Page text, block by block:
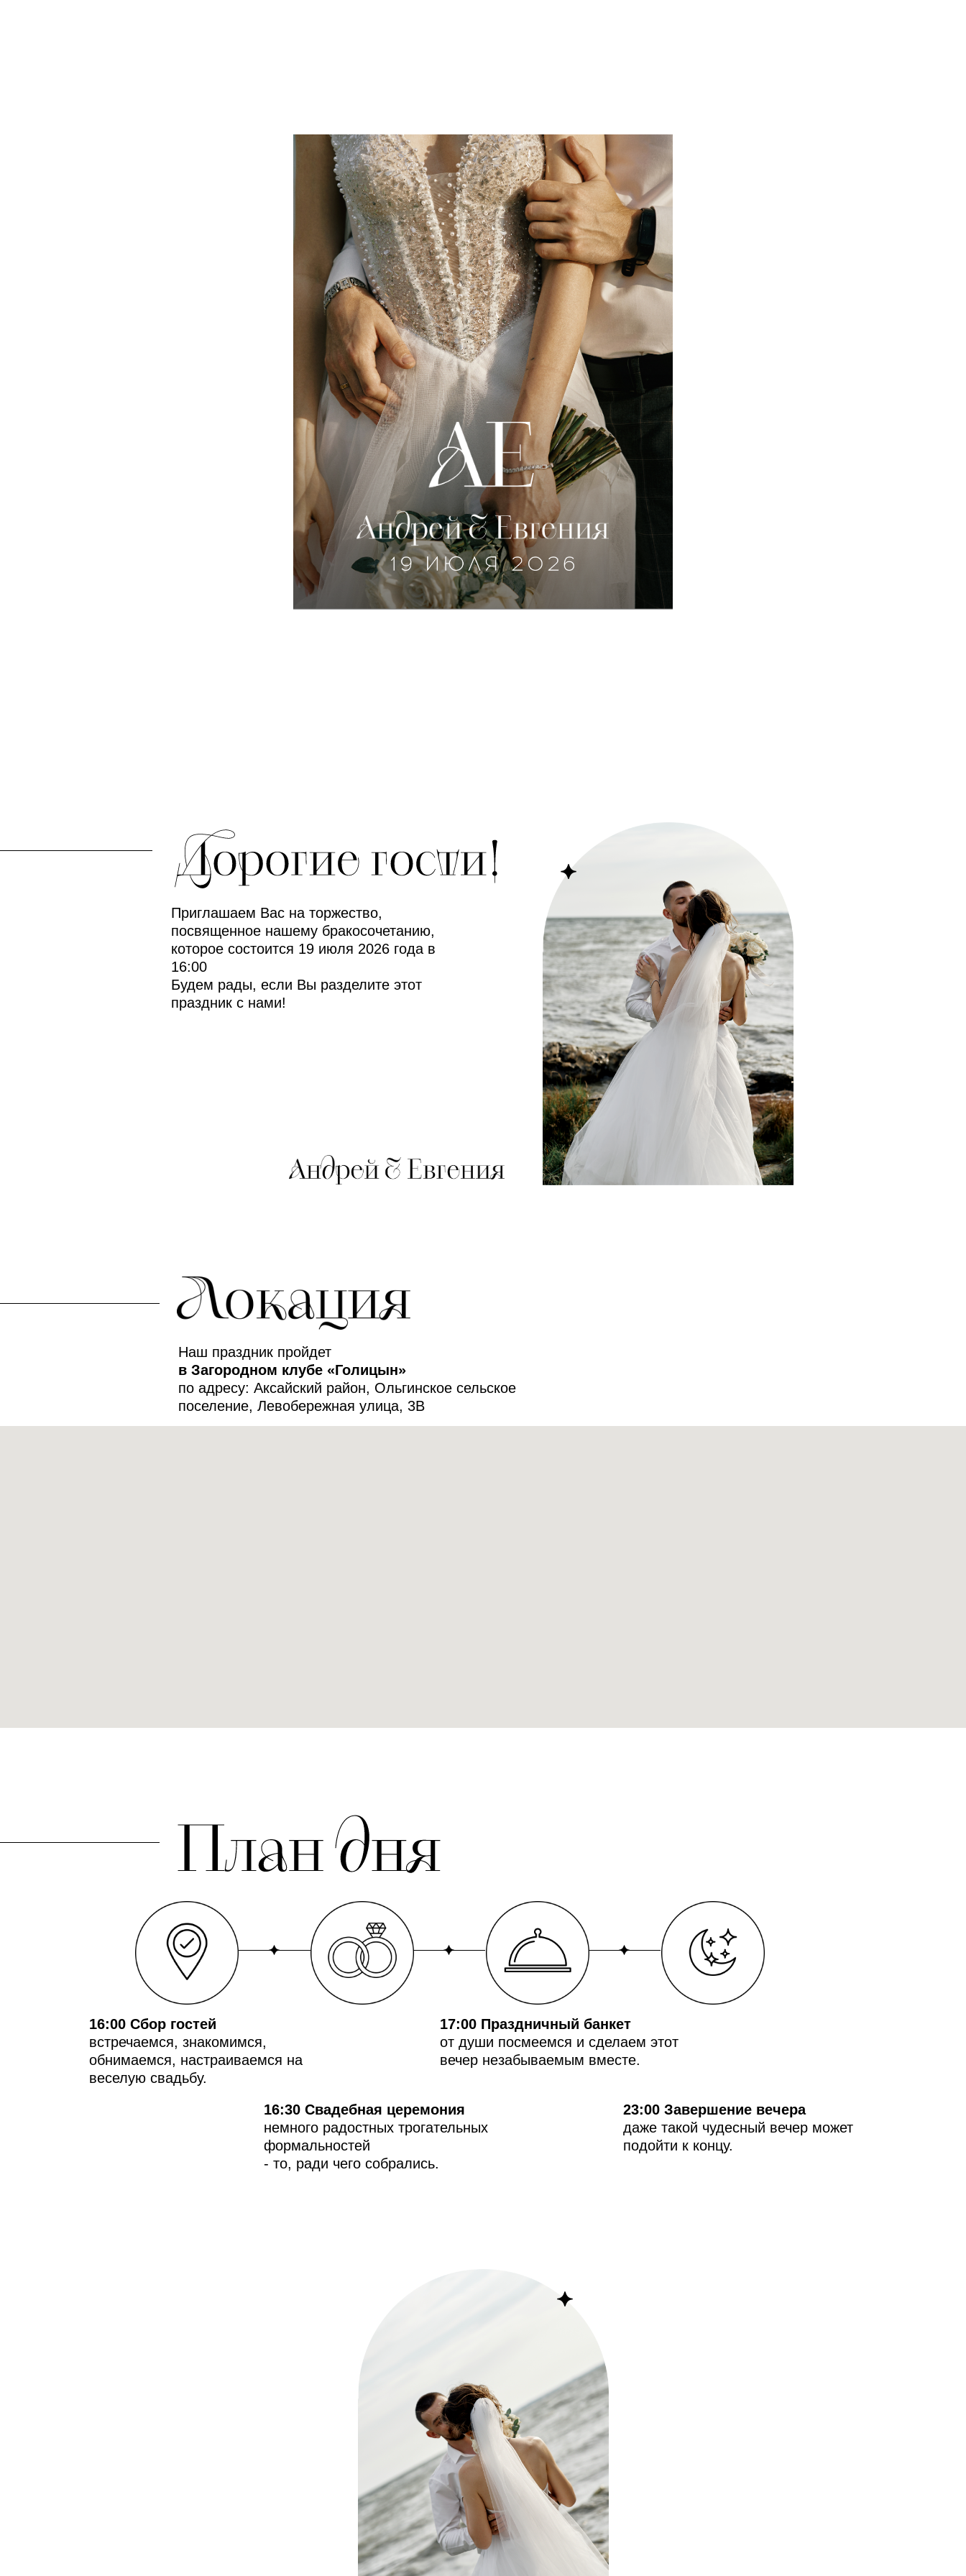
Приглашаем Вас на торжество,
посвященное нашему бракосочетанию,
которое состоится 19 июля 2026 года в
16:00
Будем рады, если Вы разделите этот
праздник с нами!
Наш праздник пройдет
в Загородном клубе «Голицын»
по адресу: Аксайский район, Ольгинское сельское
поселение, Левобережная улица, 3В
16:00 Сбор гостей
встречаемся, знакомимся,
обнимаемся, настраиваемся на
веселую свадьбу.
16:30 Свадебная церемония
немного радостных трогательных
формальностей
- то, ради чего собрались.
23:00 Завершение вечера
даже такой чудесный вечер может
подойти к концу.
17:00 Праздничный банкет
от души посмеемся и сделаем этот
вечер незабываемым вместе.